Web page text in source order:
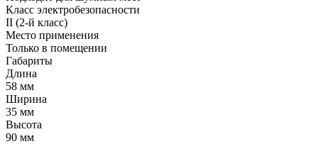
Класс электробезопасности
II (2-й класс)
Место применения
Только в помещении
Габариты
Длина
58 мм
Ширина
35 мм
Высота
90 мм